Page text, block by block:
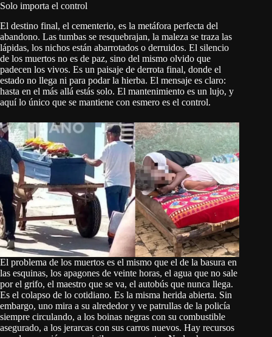
Solo importa el control
El destino final, el cementerio, es la metáfora perfecta del
abandono. Las tumbas se resquebrajan, la maleza se traza las
lápidas, los nichos están abarrotados o derruidos. El silencio
de los muertos no es de paz, sino del mismo olvido que
padecen los vivos. Es un paisaje de derrota final, donde el
estado no llega ni para podar la hierba. El mensaje es claro:
hasta en el más allá estás solo. El mantenimiento es un lujo, y
aquí lo único que se mantiene con esmero es el control.
El problema de los muertos es el mismo que el de la basura en
las esquinas, los apagones de veinte horas, el agua que no sale
por el grifo, el maestro que se va, el autobús que nunca llega.
Es el colapso de lo cotidiano. Es la misma herida abierta. Sin
embargo, uno mira a su alrededor y ve patrullas de la policía
siempre circulando, a los boinas negras con su combustible
asegurado, a los jerarcas con sus carros nuevos. Hay recursos